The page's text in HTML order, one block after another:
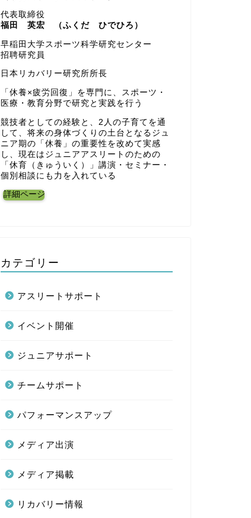
代表取締役
福田 英宏 （ふくだ ひでひろ）
早稲田大学スポーツ科学研究センター
招聘研究員
日本リカバリー研究所所長
「休養×疲労回復」を専門に、スポーツ・
医療・教育分野で研究と実践を行う
競技者としての経験と、2人の子育てを通
して、将来の身体づくりの土台となるジュ
ニア期の「休養」の重要性を改めて実感
し、現在はジュニアアスリートのための
「休育（きゅういく）」講演・セミナー・
個別相談にも力を入れている
詳細ページ
カテゴリー
アスリートサポート
イベント開催
ジュニアサポート
チームサポート
パフォーマンスアップ
メディア出演
メディア掲載
リカバリー情報